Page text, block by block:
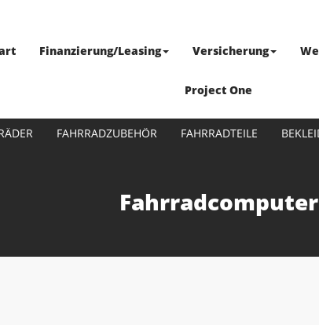
Finanzierung/Leasing Versicherung
Project One
FAHRRADZUBEHÖR FAHRRADTEILE
Fahrradcomputer